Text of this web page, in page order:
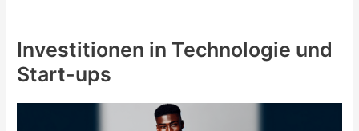
Investitionen in Technologie und
Start-ups